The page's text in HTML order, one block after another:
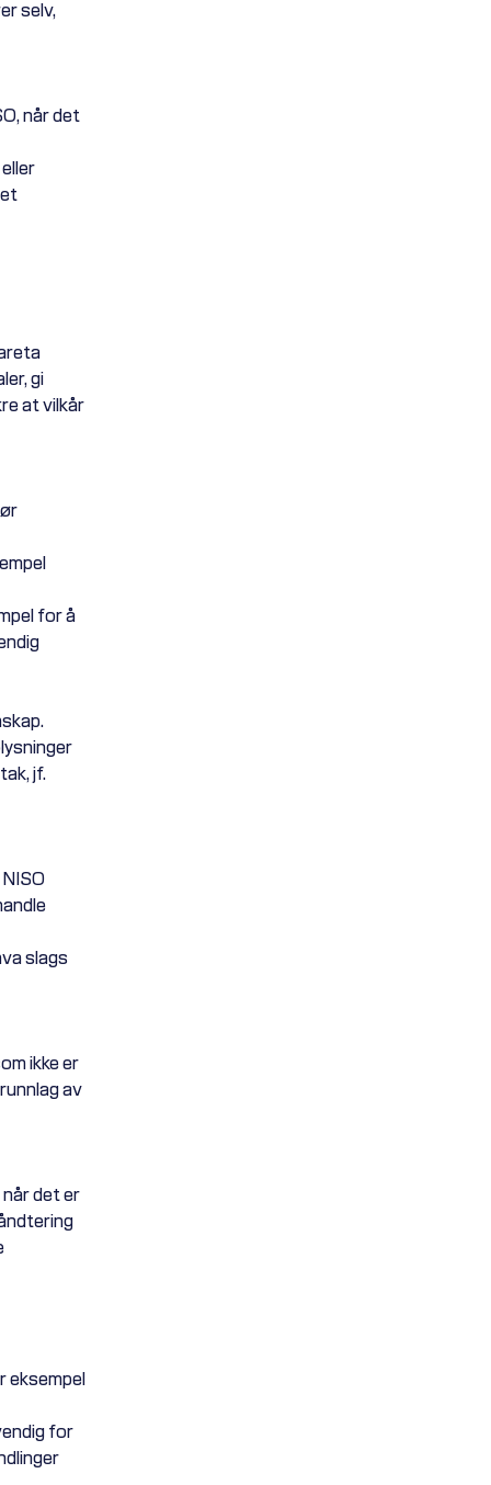
selv,
når det
gi
at vilkår
for å
jf.
slags
ikke er
av
det er
eksempel
for